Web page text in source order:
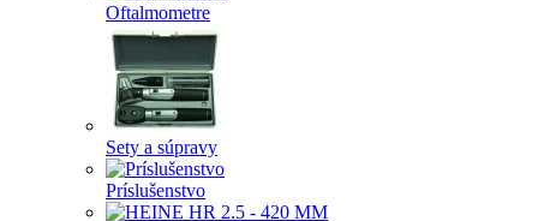
Oftalmometre
Sety a súpravy
Príslušenstvo